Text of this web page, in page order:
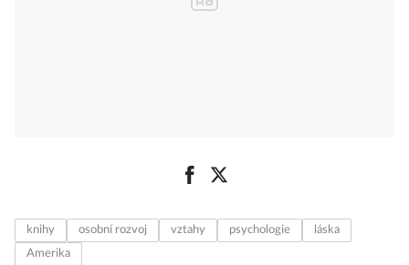
knihy osobní rozvoj vztahy psychologie
láska
Amerika